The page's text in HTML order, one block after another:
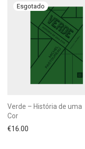
Verde – História de uma
Cor
€16.00